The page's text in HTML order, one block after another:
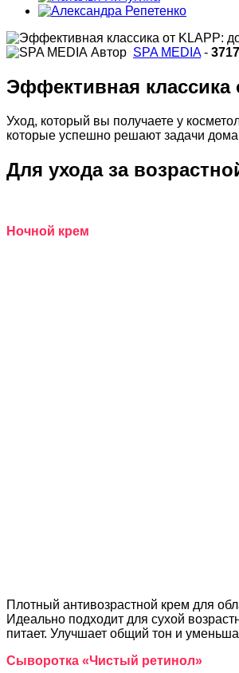
Автор SPA MEDIA - 3717
Эффективная классика
Уход, который вы получаете у
которые успешно решают задачи
Для ухода за
Ночной крем
Плотный антивозрастной крем для
Идеально подходит для сухой
питает. Улучшает общий тон и
Сыворотка «Чистый ретинол»